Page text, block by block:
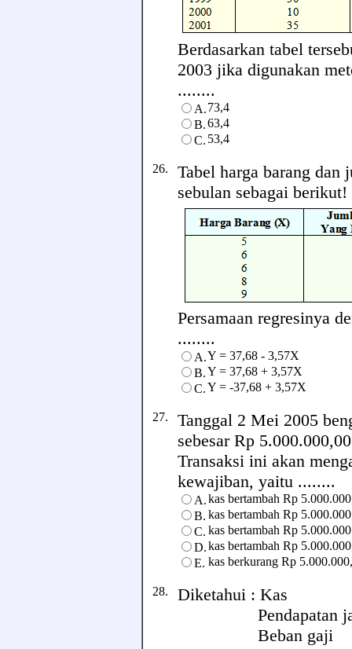
Berdasarkan tabel
2003 jika digunakan
........
A.73,4
B.63,4
C. 53,4
26. Tabel harga barang dan
sebulan sebagai berikut!
Persamaan regresinya
........
A.Y = 37,68 - 3,57X
B.Y = 37,68 + 3,57X
C.Y = -37,68 + 3,57X
27. Tanggal 2 Mei 2005
sebesar Rp
Transaksi ini akan
kewajiban, yaitu ........
A.kas bertambah Rp
B. kas bertambah Rp
C. kas bertambah Rp
D.kas bertambah Rp
E. kas berkurang Rp
28. Diketahui : Kas
Pendapatan
Beban gaji